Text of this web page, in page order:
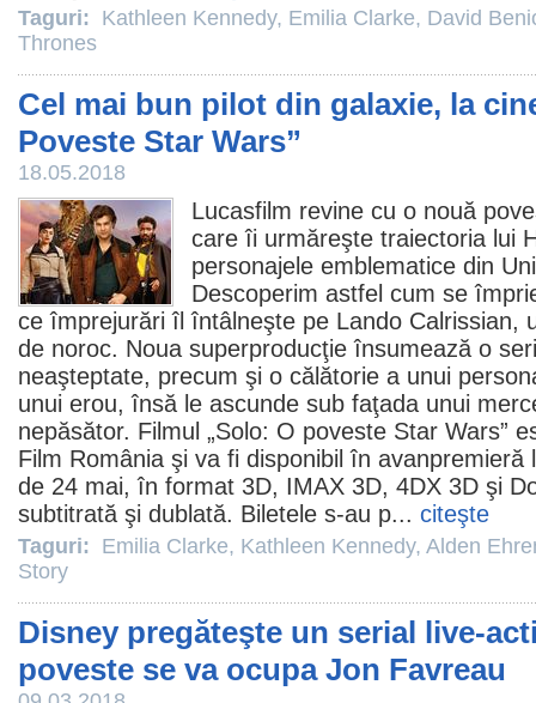
Taguri: Kathleen Kennedy, Emilia Clarke, David
Thrones
Cel mai bun pilot din galaxie, la
Poveste Star Wars”
18.05.2018
Lucasfilm revine cu o nouă
care îi urmăreşte traiectoria lui
personajele emblematice din
Descoperim astfel cum se
ce împrejurări îl întâlneşte pe Lando Calrissian,
de noroc. Noua superproducţie însumează o
neaşteptate, precum şi o călătorie a unui
unui erou, însă le ascunde sub faţada unui
nepăsător. Filmul „Solo: O poveste Star Wars”
Film România şi va fi disponibil în avanpremieră
de 24 mai, în format 3D, IMAX 3D, 4DX 3D şi
subtitrată şi dublată. Biletele s-au p... citeşte
Taguri: Emilia Clarke, Kathleen Kennedy, Alden
Story
Disney pregăteşte un serial live-
poveste se va ocupa Jon Favreau